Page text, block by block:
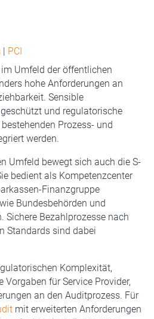
| PCI
Umfeld der öffentlichen
hohe Anforderungen an
Sensible
und regulatorische
Prozess- und
werden.
Umfeld bewegt sich auch die S-
bedient als Kompetenzcenter
Finanzgruppe
Bundesbehörden und
Sichere Bezahlprozesse nach
Standards sind dabei
Komplexität,
Vorgaben für Service Provider,
an den Auditprozess. Für
mit erweiterten Anforderungen